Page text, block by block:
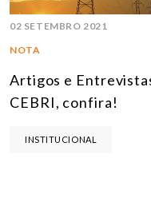
02 SETEMBRO 2021
NOTA
Artigos e
CEBRI, confira!
INSTITUCIONAL